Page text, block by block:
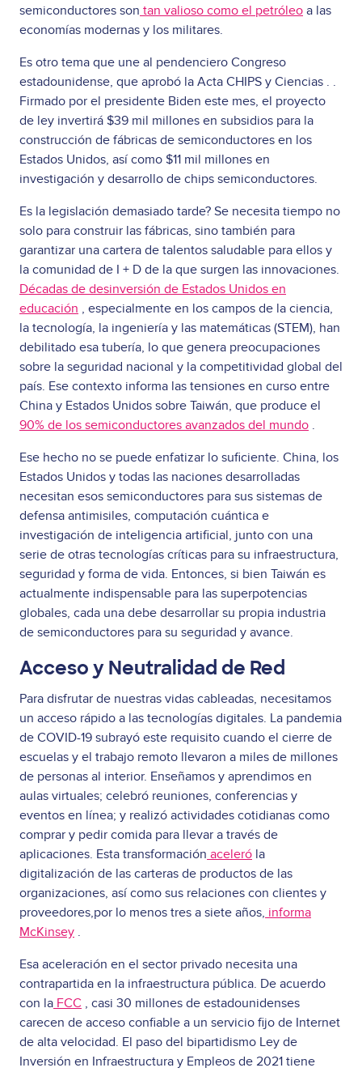
semiconductores son tan valioso como el petróleo a las
economías modernas y los militares.
Es otro tema que une al pendenciero Congreso
estadounidense, que aprobó la Acta CHIPS y Ciencias . .
Firmado por el presidente Biden este mes, el proyecto
de ley invertirá $39 mil millones en subsidios para la
construcción de fábricas de semiconductores en los
Estados Unidos, así como $11 mil millones en
investigación y desarrollo de chips semiconductores.
Es la legislación demasiado tarde? Se necesita tiempo no
solo para construir las fábricas, sino también para
garantizar una cartera de talentos saludable para ellos y
la comunidad de I + D de la que surgen las innovaciones.
Décadas de desinversión de Estados Unidos en
educación , especialmente en los campos de la ciencia,
la tecnología, la ingeniería y las matemáticas (STEM), han
debilitado esa tubería, lo que genera preocupaciones
sobre la seguridad nacional y la competitividad global del
país. Ese contexto informa las tensiones en curso entre
China y Estados Unidos sobre Taiwán, que produce el
90% de los semiconductores avanzados del mundo .
Ese hecho no se puede enfatizar lo suficiente. China, los
Estados Unidos y todas las naciones desarrolladas
necesitan esos semiconductores para sus sistemas de
defensa antimisiles, computación cuántica e
investigación de inteligencia artificial, junto con una
serie de otras tecnologías críticas para su infraestructura,
seguridad y forma de vida. Entonces, si bien Taiwán es
actualmente indispensable para las superpotencias
globales, cada una debe desarrollar su propia industria
de semiconductores para su seguridad y avance.
Acceso y Neutralidad de Red
Para disfrutar de nuestras vidas cableadas, necesitamos
un acceso rápido a las tecnologías digitales. La pandemia
de COVID-19 subrayó este requisito cuando el cierre de
escuelas y el trabajo remoto llevaron a miles de millones
de personas al interior. Enseñamos y aprendimos en
aulas virtuales; celebró reuniones, conferencias y
eventos en línea; y realizó actividades cotidianas como
comprar y pedir comida para llevar a través de
aplicaciones. Esta transformación aceleró la
digitalización de las carteras de productos de las
organizaciones, así como sus relaciones con clientes y
proveedores,por lo menos tres a siete años, informa
McKinsey .
Esa aceleración en el sector privado necesita una
contrapartida en la infraestructura pública. De acuerdo
con la FCC , casi 30 millones de estadounidenses
carecen de acceso confiable a un servicio fijo de Internet
de alta velocidad. El paso del bipartidismo Ley de
Inversión en Infraestructura y Empleos de 2021 tiene